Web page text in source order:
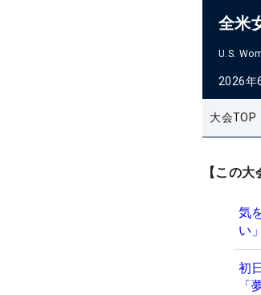
全米
U.S.
2026年
大会TOP
【この大
気
い」
初